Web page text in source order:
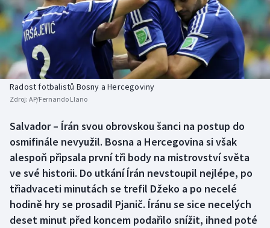
Americký fotbal
Baseball a softbal
Basketbal
Biatlon
Boby a skeleton
Box
Curling
Dostihy
NEPŘEHLÉDNĚTE
Soutěže
Historické návraty
Aplikace ČT sport
AZ kvíz
Radost fotbalistů Bosny a Hercegoviny
Zdroj: AP/Fernando Llano
Salvador – Írán svou obrovskou šanci na postup do
osmifinále nevyužil. Bosna a Hercegovina si však
alespoň připsala první tři body na mistrovství světa
ve své historii. Do utkání Írán nevstoupil nejlépe, po
třiadvaceti minutách se trefil Džeko a po necelé
hodině hry se prosadil Pjanič. Íránu se sice necelých
deset minut před koncem podařilo snížit, ihned poté